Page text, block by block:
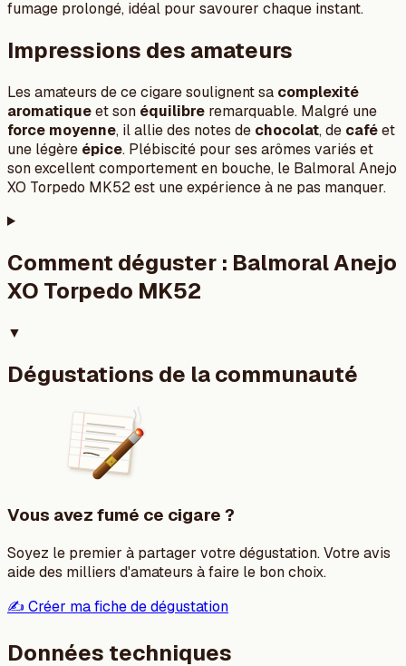
fumage prolongé, idéal pour savourer chaque instant.
Impressions des amateurs
Les amateurs de ce cigare soulignent sa complexité
aromatiqueet son équilibre remarquable. Malgré une
force moyenne, il allie des notes de chocolat, de caféet
une légère épice. Plébiscité pour ses arômes variés et
son excellent comportement en bouche, le Balmoral Anejo
XO Torpedo MK52 est une expérience à ne pas manquer.
Comment déguster : Balmoral Anejo
XO Torpedo MK52
▼
Dégustations de la communauté
Vous avez fumé ce cigare ?
Soyez le premier à partager votre dégustation. Votre avis
aide des milliers d'amateurs à faire le bon choix.
✍️ Créer ma fiche de dégustation
Données techniques